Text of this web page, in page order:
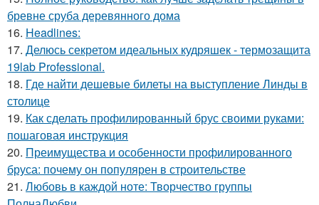
бревне сруба деревянного дома
16. Headlines:
17. Делюсь секретом идеальных кудряшек - термозащита
19lab Professional.
18. Где найти дешевые билеты на выступление Линды в
столице
19. Как сделать профилированный брус своими руками:
пошаговая инструкция
20. Преимущества и особенности профилированного
бруса: почему он популярен в строительстве
21. Любовь в каждой ноте: Творчество группы